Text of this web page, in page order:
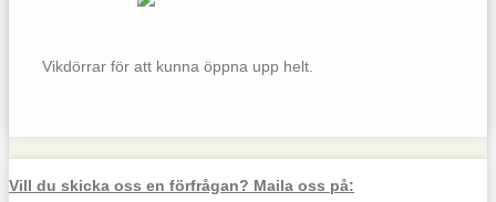
Vikdörrar för att kunna öppna upp helt.
Vill du skicka oss en förfrågan? Maila oss på: